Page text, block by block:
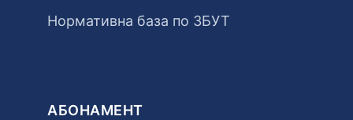
Нормативна база по ЗБУТ
АБОНАМЕНТ